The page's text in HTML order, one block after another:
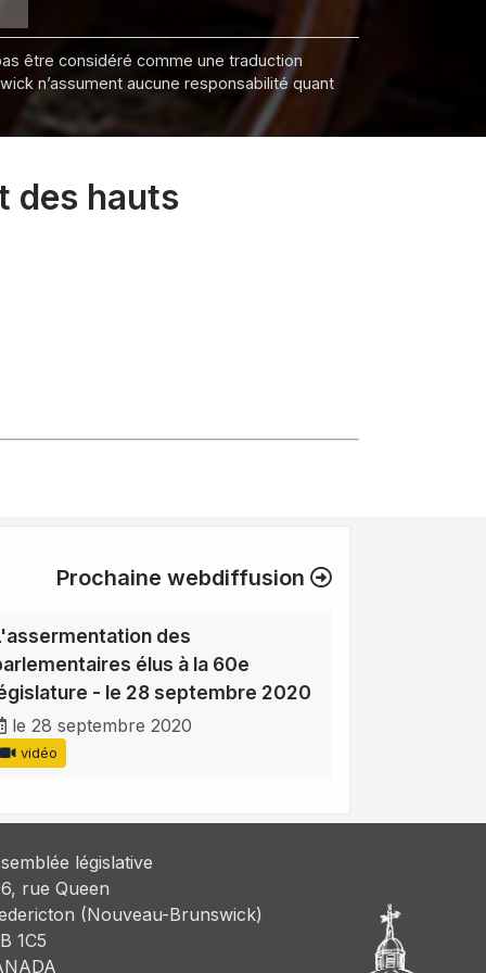
être considéré comme une traduction
n’assument aucune responsabilité quant
des hauts
Prochaine webdiffusion
des
élus à la 60e
- le 28 septembre 2020
le 28 septembre 2020
vidéo
législative
rue Queen
(Nouveau-Brunswick)
1C5